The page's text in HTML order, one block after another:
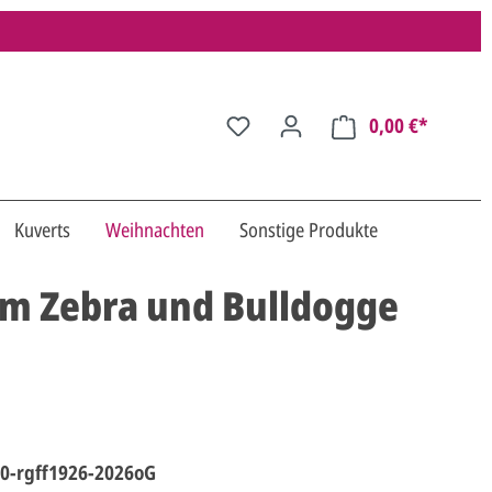
0,00 €*
Kuverts Weihnachten Sonstige Produkte
Zebra und Bulldogge
rgff1926-2026oG